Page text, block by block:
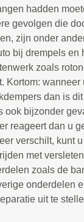
hadden
gevolgen die
zijn onder
bij drempels en
zoals
Kortom:
dan is
ook bijzonder
reageert dan u
verschilt, kunt
met
zoals de
onderdelen
uit te